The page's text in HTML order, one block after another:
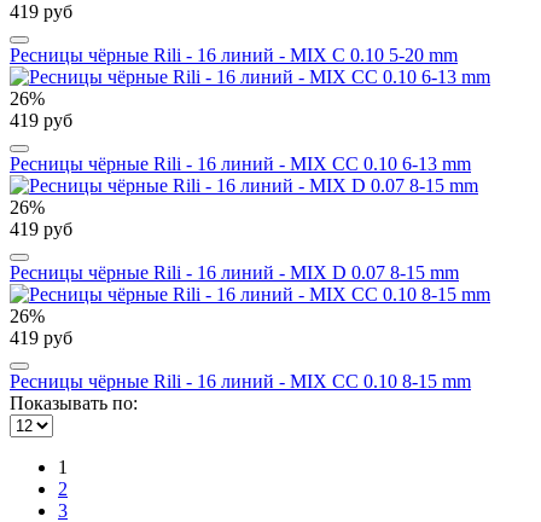
419 руб
Ресницы чёрные Rili - 16 линий - MIX C 0.10 5-20 mm
26%
419 руб
Ресницы чёрные Rili - 16 линий - MIX CC 0.10 6-13 mm
26%
419 руб
Ресницы чёрные Rili - 16 линий - MIX D 0.07 8-15 mm
26%
419 руб
Ресницы чёрные Rili - 16 линий - MIX CC 0.10 8-15 mm
Показывать по:
1
2
3